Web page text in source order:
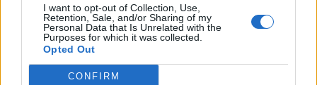
I want to opt-out of Collection, Use,
Retention, Sale, and/or Sharing of my
Personal Data that Is Unrelated with the
Purposes for which it was collected.
Opted Out
CONFIRM